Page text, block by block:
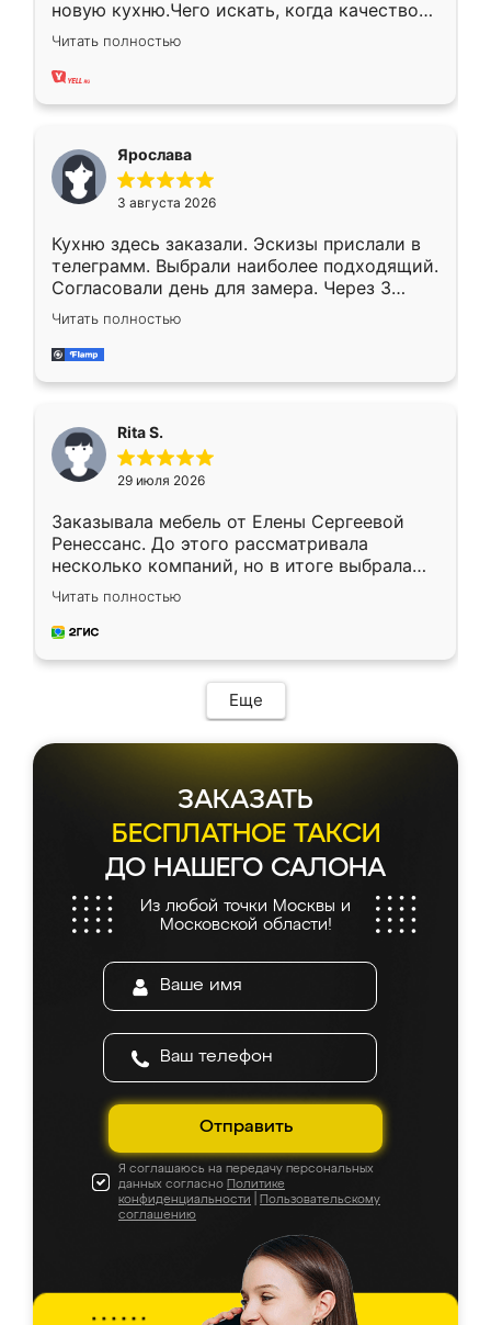
новую кухню.Чего искать, когда качеством
вполне довольна. Служит кухня уже почти
два года, нареканий нет.
Читать полностью
Ярослава
3 августа 2026
Кухню здесь заказали. Эскизы прислали в
телеграмм. Выбрали наиболее подходящий.
Согласовали день для замера. Через 3
недели кухня была уже готова. Остались
довольны работой. Спасибо Ренессанс
мебель за качественную работу!
Читать полностью
Rita S.
29 июля 2026
Заказывала мебель от Елены Сергеевой
Ренессанс. До этого рассматривала
несколько компаний, но в итоге выбрала
эту. Сначала обговорили условия, потом
приехал замерщик, всё спокойно объяснил
и снял размеры. Изготовили в срок, с
мебель сразу встала на свое место без
каких-либо доработок. Качеством осталась
довольна, все выглядит так, как и ожидала.
Читать полностью
Еще
ЗАКАЗАТЬ
БЕСПЛАТНОЕ ТАКСИ
ДО НАШЕГО САЛОНА
Из любой точки Москвы и
Московской области!
Отправить
Я соглашаюсь на передачу персональных
данных согласно Политике
конфиденциальности
Пользовательскому
соглашению